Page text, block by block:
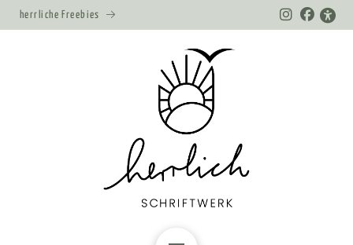
herrliche Freebies